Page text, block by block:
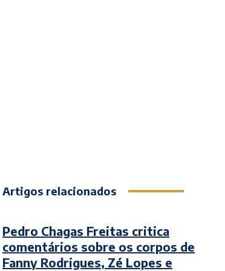
Artigos relacionados
Pedro Chagas Freitas critica
comentários sobre os corpos de
Fanny Rodrigues, Zé Lopes e